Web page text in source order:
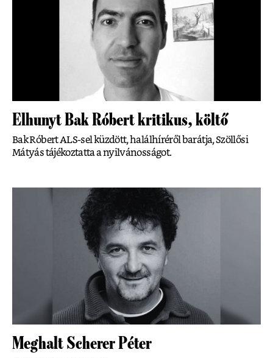
Elhunyt Bak Róbert kritikus, költő
Bak Róbert ALS-sel küzdött, halálhíréről barátja, Szöllősi
Mátyás tájékoztatta a nyilvánosságot.
Meghalt Scherer Péter